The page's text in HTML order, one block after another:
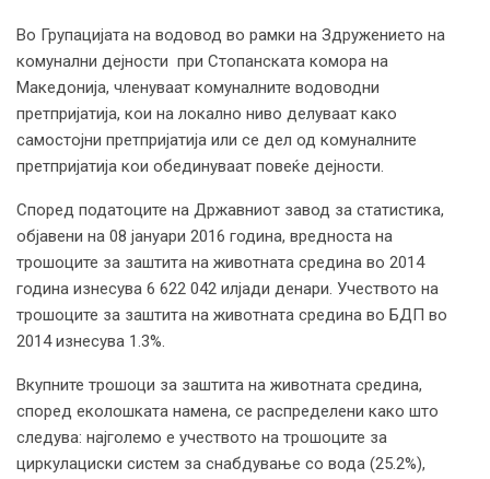
Во Групацијата на водовод во рамки на Здружението на
комунални дејности при Стопанската комора на
Македонија, членуваат комуналните водоводни
претпријатија, кои на локално ниво делуваат како
самостојни претпријатија или се дел од комуналните
претпријатија кои обединуваат повеќе дејности.
Според податоците на Државниот завод за статистика,
објавени на 08 јануари 2016 година, вредноста на
трошоците за заштита на животната средина во 2014
година изнесува 6 622 042 илјади денари. Учеството на
трошоците за заштита на животната средина во БДП во
2014 изнесува 1.3%.
Вкупните трошоци за заштита на животната средина,
според еколошката намена, се распределени како што
следува: најголемо е учеството на трошоците за
циркулациски систем за снабдување со вода (25.2%),